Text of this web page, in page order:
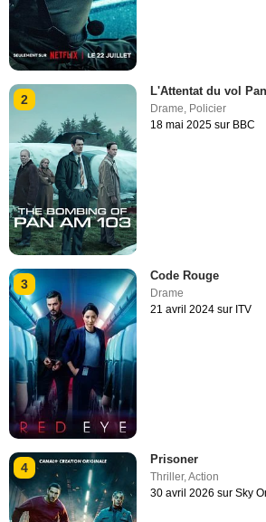
2
L'Attentat du vol
Drame, Policier
18 mai 2025 sur BBC
3
Code Rouge
Drame
21 avril 2024 sur ITV
4
Prisoner
Thriller,Action
30 avril 2026 sur Sky